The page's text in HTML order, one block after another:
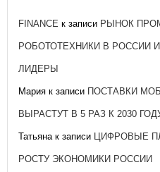
FINANCE к записи РЫНОК
РОБОТОТЕХНИКИ В РОССИИ
ЛИДЕРЫ
Мария к записи ПОСТАВКИ
ВЫРАСТУТ В 5 РАЗ К 2030
Татьянак записи ЦИФРОВЫЕ
РОСТУ ЭКОНОМИКИ РОССИИ